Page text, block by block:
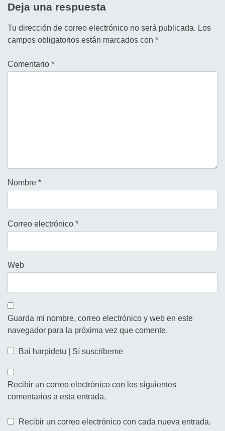
Deja una respuesta
Tu dirección de correo electrónico no será publicada. Los
campos obligatorios están marcados con *
Comentario *
Nombre *
Correo electrónico *
Web
Guarda mi nombre, correo electrónico y web en este
navegador para la próxima vez que comente.
Bai harpidetu | Sí suscribeme
Recibir un correo electrónico con los siguientes
comentarios a esta entrada.
Recibir un correo electrónico con cada nueva entrada.